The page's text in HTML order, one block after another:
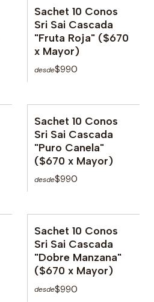
Sachet 10 Conos
Sri Sai Cascada
"Fruta Roja" ($670
x Mayor)
desde$990
Sachet 10 Conos
Sri Sai Cascada
"Puro Canela"
($670 x Mayor)
desde$990
Sachet 10 Conos
Sri Sai Cascada
"Dobre Manzana"
($670 x Mayor)
desde$990